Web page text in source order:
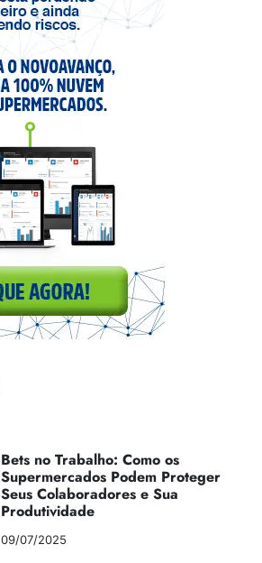
Bets no Trabalho: Como os
Supermercados Podem Proteger
Seus Colaboradores e Sua
Produtividade
09/07/2025